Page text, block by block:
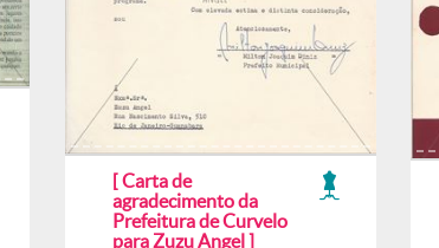
[ Carta de
agradecimento da
Prefeitura de Curvelo
para Zuzu Angel ]